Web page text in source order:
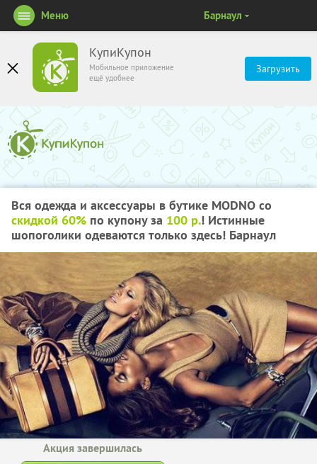
КупиКупон
Мобильное приложение
ещё удобнее
Загрузить
Меню Барнаул
Вся одежда и аксессуары в бутике MODNO со
скидкой 60% по купону за 100 р.! Истинные
шопоголики одеваются только здесь! Барнаул
Акция завершилась